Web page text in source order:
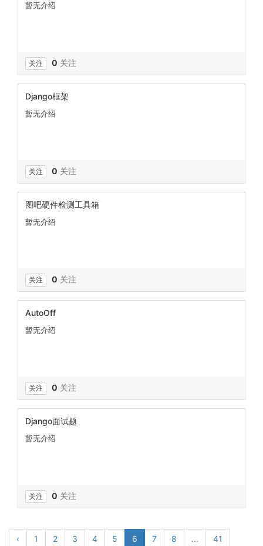
暂无介绍
关注 0 关注
Django框架
暂无介绍
关注 0 关注
图吧硬件检测工具箱
暂无介绍
关注 0 关注
AutoOff
暂无介绍
关注 0 关注
Django面试题
暂无介绍
关注 0 关注
‹ 1 2 3 4 5 6 7 8 ... 41